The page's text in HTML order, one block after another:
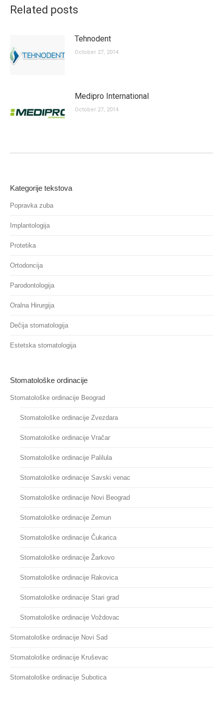
Related posts
Tehnodent
October 27, 2014
Medipro International
October 27, 2014
Kategorije tekstova
Popravka zuba
Implantologija
Protetika
Ortodoncija
Parodontologija
Oralna Hirurgija
Dečija stomatologija
Estetska stomatologija
Stomatološke ordinacije
Stomatološke ordinacije Beograd
Stomatološke ordinacije Zvezdara
Stomatološke ordinacije Vračar
Stomatološke ordinacije Palilula
Stomatološke ordinacije Savski venac
Stomatološke ordinacije Novi Beograd
Stomatološke ordinacije Zemun
Stomatološke ordinacije Čukarica
Stomatološke ordinacije Žarkovo
Stomatološke ordinacije Rakovica
Stomatološke ordinacije Stari grad
Stomatološke ordinacije Voždovac
Stomatološke ordinacije Novi Sad
Stomatološke ordinacije Kruševac
Stomatološke ordinacije Subotica